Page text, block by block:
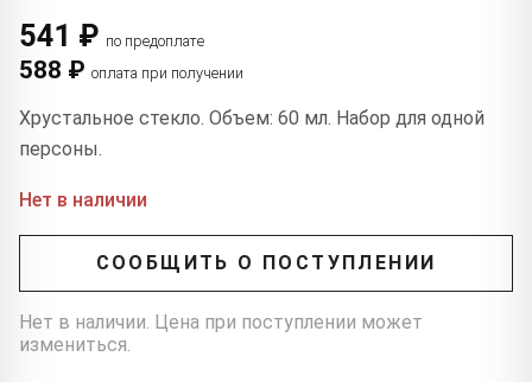
541 ₽ по предоплате
588 ₽ оплата при получении
Хрустальное стекло. Объем: 60 мл. Набор для одной
персоны.
Нет в наличии
СООБЩИТЬ О ПОСТУПЛЕНИИ
Нет в наличии. Цена при поступлении может
измениться.